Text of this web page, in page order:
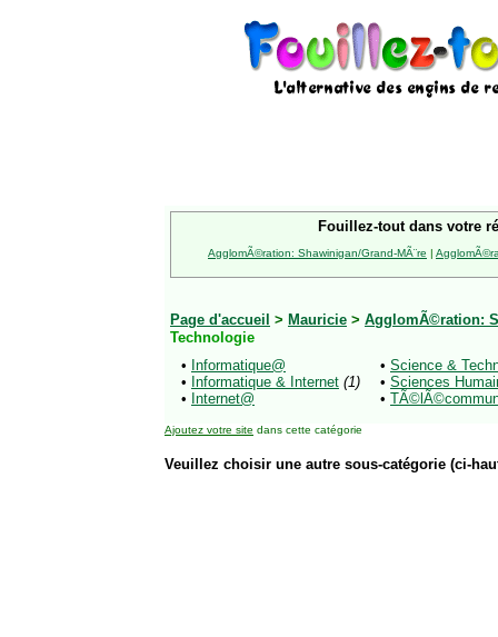
Fouillez-tout dans votre
AgglomÃ©ration: Shawinigan/Grand-MÃ¨re |
Page d'accueil > Mauricie > AgglomÃ©ration:
Technologie
• Informatique@
• Informatique & Internet (1)
• Internet@
• Science &
• Sciences
•
Ajoutez votre site dans cette catégorie
Veuillez choisir une autre sous-catégorie (ci-